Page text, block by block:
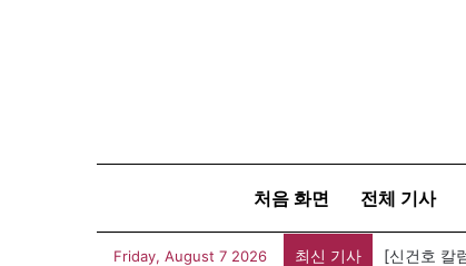
처음 화면 전체 기사
Friday, August 7 2026 최신 기사 [신건호 칼